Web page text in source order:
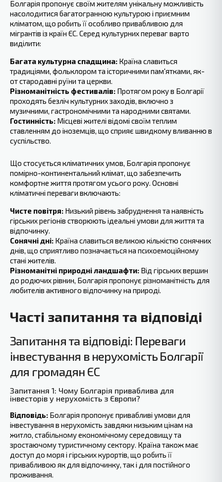
Болгарія пропонує своїм жителям унікальну можливість
насолодитися багатогранною культурою і приємним
кліматом, що робить її особливо привабливою для
мігрантів із країн ЄС. Серед культурних переваг варто
виділити:
Багата культурна спадщина: Країна славиться
традиціями, фольклором та історичними пам'ятками, як-
от стародавні руїни та церкви.
Різноманітність фестивалів: Протягом року в Болгарії
проходять безліч культурних заходів, включно з
музичними, гастрономічними та народними святами.
Гостинність: Місцеві жителі відомі своїм теплим
ставленням до іноземців, що сприяє швидкому вливанню в
суспільство.
Що стосується кліматичних умов, Болгарія пропонує
помірно-континентальний‍ клімат, що забезпечить
комфортне життя протягом усього року. Основні
кліматичні переваги включають:
Чисте повітря: Низький рівень забруднення та наявність
гірських регіонів створюють ідеальні умови для життя та
відпочинку.
Сонячні дні: Країна славиться великою кількістю сонячних
днів, що сприятливо позначається на психоемоційному
стані жителів.
Різноманітні природні ландшафти: Від гірських вершин
до родючих рівнин, Болгарія пропонує різноманітність для
любителів активного відпочинку на природі.
Часті запитання та ‍відповіді
Запитання та відповіді: Переваги
інвестування в нерухомість Болгарії
для громадян ЄС
Запитання 1: Чому Болгарія приваблива для
інвесторів у нерухомість з Європи?
Відповідь: Болгарія пропонує привабливі умови для
інвестування в нерухомість завдяки низьким цінам на
житло, стабільному економічному середовищу та
зростаючому туристичному сектору. Країна також має
доступ до моря і гірських курортів, що робить її
привабливою як для відпочинку,‍ так і для постійного
проживання.